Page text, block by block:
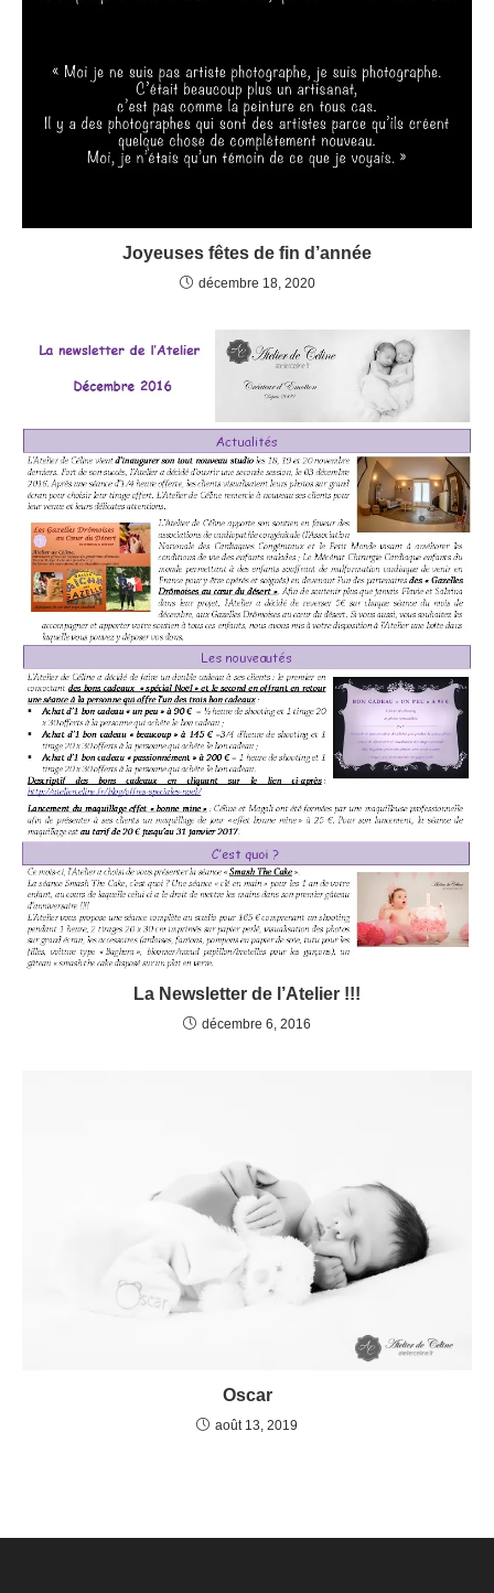
Joyeuses fêtes de fin d’année
décembre 18, 2020
La Newsletter de l’Atelier !!!
décembre 6, 2016
Oscar
août 13, 2019